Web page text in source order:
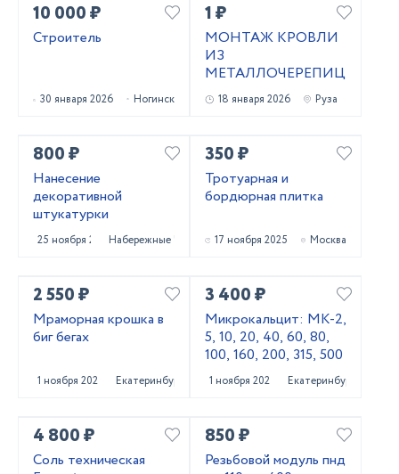
10 000 ₽
Строитель
30 января 2026 Ногинск
1 ₽
МОНТАЖ КРОВЛИ
ИЗ
МЕТАЛЛОЧЕРЕПИЦЫ
18 января 2026 Руза
800 ₽
Нанесение
декоративной
штукатурки
25 ноября 2025Набережные Челны
350 ₽
Тротуарная и
бордюрная плитка
17 ноября 2025 Москва
2 550 ₽
Мраморная крошка в
биг бегах
1 ноября 2025 Екатеринбург
3 400 ₽
Микрокальцит: МК-2,
5, 10, 20, 40, 60, 80,
100, 160, 200, 315, 500
1 ноября 2025 Екатеринбург
4 800 ₽
Соль техническая
850 ₽
Резьбовой модуль пнд